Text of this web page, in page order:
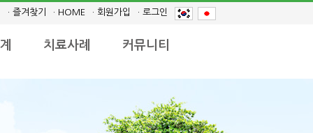
· 로그인
· 회원가입
· HOME
· 즐겨찾기
치료사례 커뮤니티